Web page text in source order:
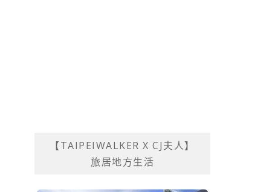
【TAIPEIWALKER X CJ夫人】
旅居地方生活